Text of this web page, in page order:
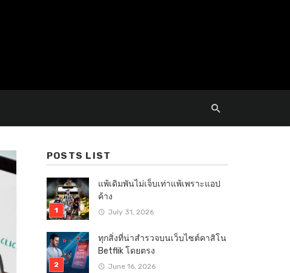
POSTS LIST
แพ้เดิมพันไม่เจ็บเท่าแพ้เพราะแอป
ค้าง
July 31, 2026
ทุกสิ่งที่น่าสำรวจบนเว็บไซต์คาสิโน
Betflik โดยตรง
June 16, 2026